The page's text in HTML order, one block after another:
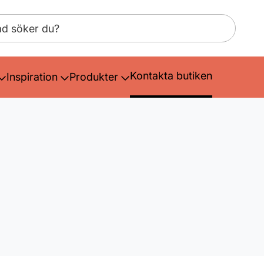
Inspiration Produkter Kontakta butiken